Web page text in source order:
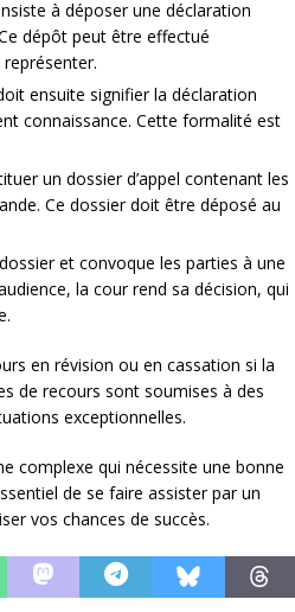
à déposer une déclaration
dépôt peut être effectué
ensuite signifier la déclaration
connaissance. Cette formalité est
un dossier d’appel contenant les
Ce dossier doit être déposé au
et convoque les parties à une
la cour rend sa décision, qui
en révision ou en cassation si la
de recours sont soumises à des
exceptionnelles.
complexe qui nécessite une bonne
de se faire assister par un
vos chances de succès.